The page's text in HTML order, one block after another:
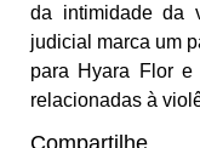
da intimidade da
judicial marca um
para Hyara Flor e
relacionadas à